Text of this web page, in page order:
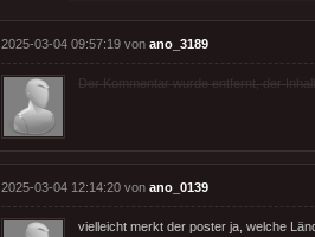
2025-03-04 09:57:19 von ano_3189
Der Kommentar wurde entfernt, der
2025-03-04 12:14:20 von ano_0139
vielleicht merkt der poster ja, welche